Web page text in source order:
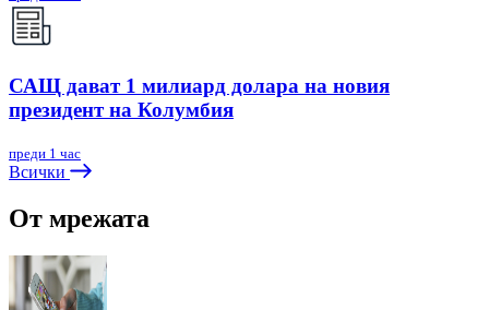
САЩ дават 1 милиард долара на новия
президент на Колумбия
преди 1 час
Всички
От мрежата